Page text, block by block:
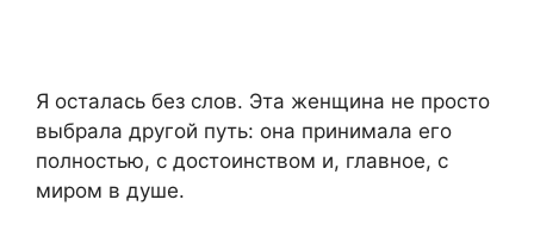
Я осталась без слов. Эта женщина не просто
выбрала другой путь: она принимала его
полностью, с достоинством и, главное, с
миром в душе.